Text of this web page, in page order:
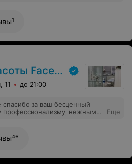
никто просто-напросто не
и скидывал по другому!
(его особенно жалко) и
и в результате постоять на
вообще происходит.Думала,
но ни в тот день, ни на
никто не то что не
первый раз
отношением к клиентам.
1
FaceЛik
11 до 21:00
спасибо за ваш бесценный
профессионализму, нежным
и расслабляющий
сияет! Отдельная
и полезные
уходу — теперь я знаю,
Буду рекомендовать вас
Еще
46